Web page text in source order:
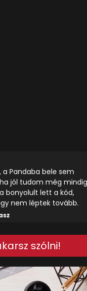
Pandaba bele sem
jól tudom még mindig
bonyolult lett a kód,
nem léptek tovább.
szólni!